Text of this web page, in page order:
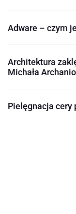
Adware – czym
Architektura
Michała
Pielęgnacja cery